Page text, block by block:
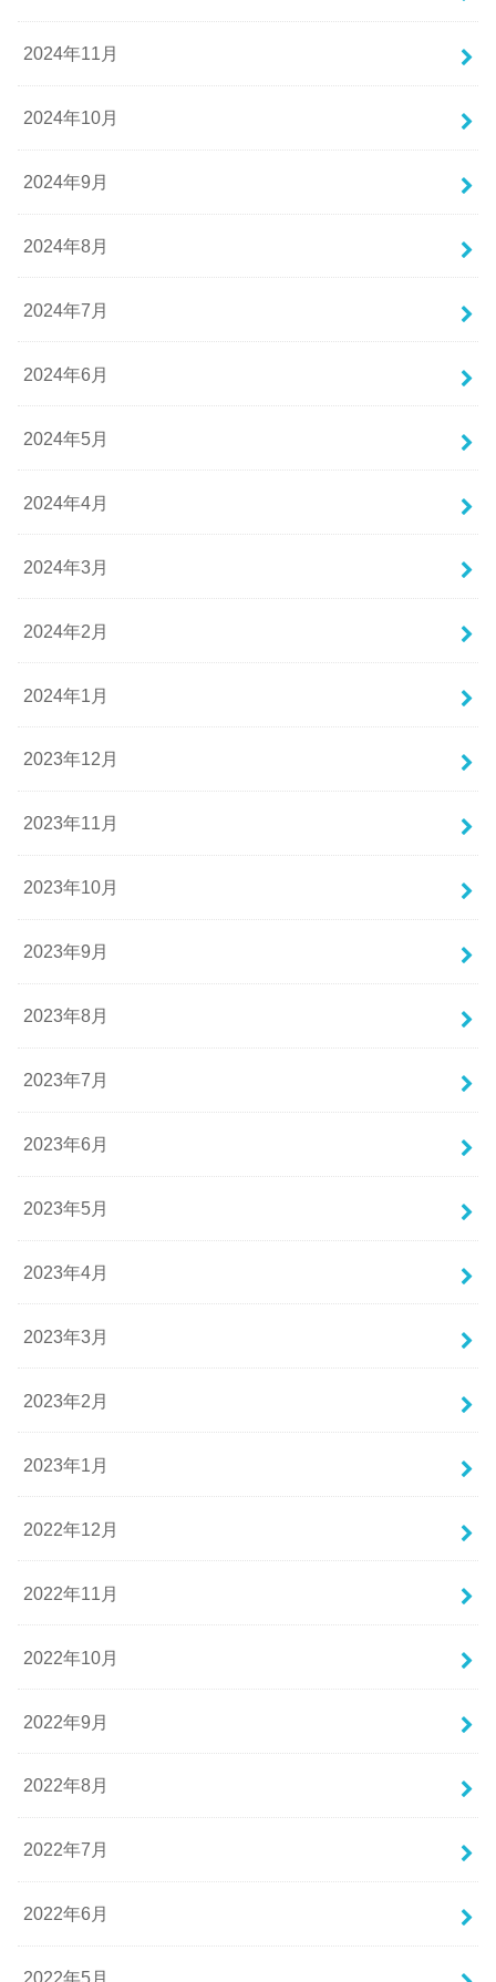
2024年11月
2024年10月
2024年9月
2024年8月
2024年7月
2024年6月
2024年5月
2024年4月
2024年3月
2024年2月
2024年1月
2023年12月
2023年11月
2023年10月
2023年9月
2023年8月
2023年7月
2023年6月
2023年5月
2023年4月
2023年3月
2023年2月
2023年1月
2022年12月
2022年11月
2022年10月
2022年9月
2022年8月
2022年7月
2022年6月
2022年5月